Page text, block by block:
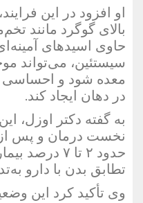
او افزود در این
بالای گوگرد مانند
حاوی اسیدهای
سیستئین، می‌تواند
معده شود و احساسی
در دهان ایجاد کند.
به گفته دکتر اوزل،
نخست درمان و پس از
حدود ۲ تا ۷
تطابق بدن با دارو
وی تأکید کرد این